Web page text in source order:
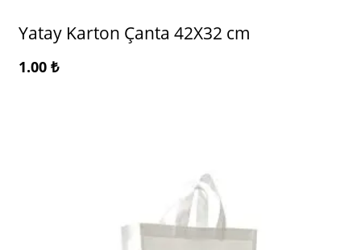
Yatay Karton Çanta 42X32 cm
1.00 ₺